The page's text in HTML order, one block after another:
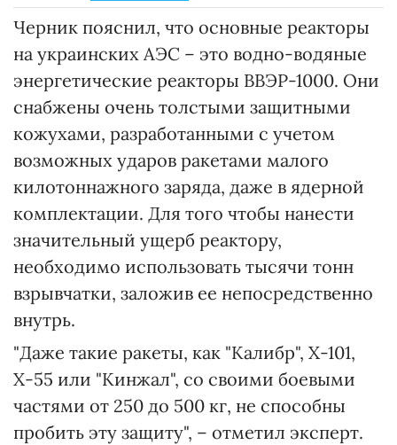
Черник пояснил, что основные реакторы
на украинских АЭС – это водно-водяные
энергетические реакторы ВВЭР-1000. Они
снабжены очень толстыми защитными
кожухами, разработанными с учетом
возможных ударов ракетами малого
килотоннажного заряда, даже в ядерной
комплектации. Для того чтобы нанести
значительный ущерб реактору,
необходимо использовать тысячи тонн
взрывчатки, заложив ее непосредственно
внутрь.
"Даже такие ракеты, как "Калибр", Х-101,
Х-55 или "Кинжал", со своими боевыми
частями от 250 до 500 кг, не способны
пробить эту защиту", – отметил эксперт.